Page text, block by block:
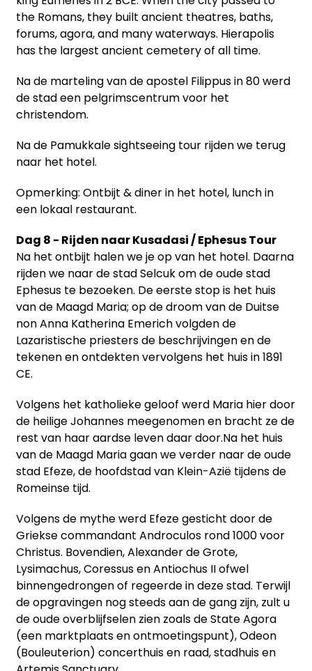
the Romans, they built ancient theatres, baths,
forums, agora, and many waterways. Hierapolis
has the largest ancient cemetery of all time.
Na de marteling van de apostel Filippus in 80 werd
de stad een pelgrimscentrum voor het
christendom.
Na de Pamukkale sightseeing tour rijden we terug
naar het hotel.
Opmerking: Ontbijt & diner in het hotel, lunch in
een lokaal restaurant.
Dag 8 - Rijden naar Kusadasi / Ephesus Tour
Na het ontbijt halen we je op van het hotel. Daarna
rijden we naar de stad Selcuk om de oude stad
Ephesus te bezoeken. De eerste stop is het huis
van de Maagd Maria; op de droom van de Duitse
non Anna Katherina Emerich volgden de
Lazaristische priesters de beschrijvingen en de
tekenen en ontdekten vervolgens het huis in 1891
CE.
Volgens het katholieke geloof werd Maria hier door
de heilige Johannes meegenomen en bracht ze de
rest van haar aardse leven daar door.Na het huis
van de Maagd Maria gaan we verder naar de oude
stad Efeze, de hoofdstad van Klein-Azië tijdens de
Romeinse tijd.
Volgens de mythe werd Efeze gesticht door de
Griekse commandant Androculos rond 1000 voor
Christus. Bovendien, Alexander de Grote,
Lysimachus, Coressus en Antiochus II ofwel
binnengedrongen of regeerde in deze stad. Terwijl
de opgravingen nog steeds aan de gang zijn, zult u
de oude overblijfselen zien zoals de State Agora
(een marktplaats en ontmoetingspunt), Odeon
(Bouleuterion) concerthuis en raad, stadhuis en